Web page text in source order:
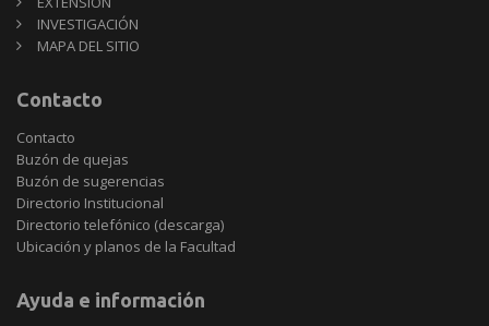
INVESTIGACIÓN
MAPA DEL SITIO
Contacto
Contacto
Buzón de quejas
Buzón de sugerencias
Directorio Institucional
Directorio telefónico (descarga)
Ubicación y planos de la Facultad
Ayuda e información